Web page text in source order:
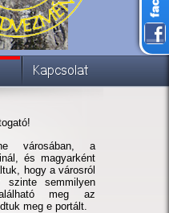
városában, a
és magyarként
hogy a városról
szinte semmilyen
meg az
meg e portált.